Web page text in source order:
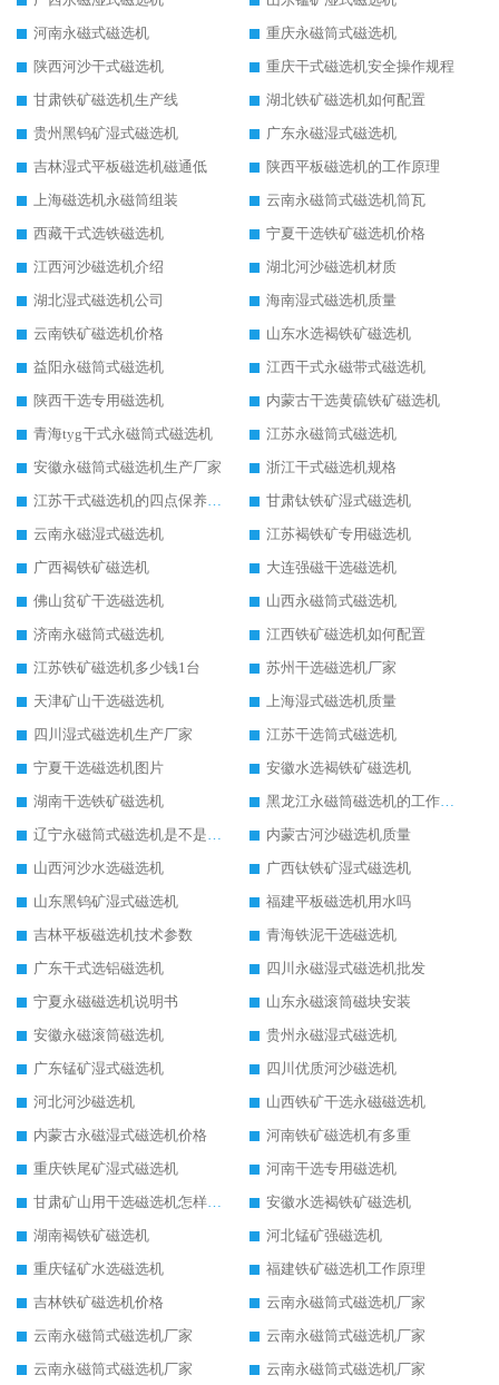
河南永磁式磁选机
重庆永磁筒式磁选机
陕西河沙干式磁选机
重庆干式磁选机安全操作规程
甘肃铁矿磁选机生产线
湖北铁矿磁选机如何配置
贵州黑钨矿湿式磁选机
广东永磁湿式磁选机
吉林湿式平板磁选机磁通低
陕西平板磁选机的工作原理
上海磁选机永磁筒组装
云南永磁筒式磁选机筒瓦
西藏干式选铁磁选机
宁夏干选铁矿磁选机价格
江西河沙磁选机介绍
湖北河沙磁选机材质
湖北湿式磁选机公司
海南湿式磁选机质量
云南铁矿磁选机价格
山东水选褐铁矿磁选机
益阳永磁筒式磁选机
江西干式永磁带式磁选机
陕西干选专用磁选机
内蒙古干选黄硫铁矿磁选机
青海tyg干式永磁筒式磁选机
江苏永磁筒式磁选机
安徽永磁筒式磁选机生产厂家
浙江干式磁选机规格
江苏干式磁选机的四点保养秘籍
甘肃钛铁矿湿式磁选机
云南永磁湿式磁选机
江苏褐铁矿专用磁选机
广西褐铁矿磁选机
大连强磁干选磁选机
佛山贫矿干选磁选机
山西永磁筒式磁选机
济南永磁筒式磁选机
江西铁矿磁选机如何配置
江苏铁矿磁选机多少钱1台
苏州干选磁选机厂家
天津矿山干选磁选机
上海湿式磁选机质量
四川湿式磁选机生产厂家
江苏干选筒式磁选机
宁夏干选磁选机图片
安徽水选褐铁矿磁选机
湖南干选铁矿磁选机
黑龙江永磁筒磁选机的工作原理
辽宁永磁筒式磁选机是不是强磁
内蒙古河沙磁选机质量
山西河沙水选磁选机
广西钛铁矿湿式磁选机
山东黑钨矿湿式磁选机
福建平板磁选机用水吗
吉林平板磁选机技术参数
青海铁泥干选磁选机
广东干式选铝磁选机
四川永磁湿式磁选机批发
宁夏永磁磁选机说明书
山东永磁滚筒磁块安装
安徽永磁滚筒磁选机
贵州永磁湿式磁选机
广东锰矿湿式磁选机
四川优质河沙磁选机
河北河沙磁选机
山西铁矿干选永磁磁选机
内蒙古永磁湿式磁选机价格
河南铁矿磁选机有多重
重庆铁尾矿湿式磁选机
河南干选专用磁选机
甘肃矿山用干选磁选机怎样调磁
安徽水选褐铁矿磁选机
湖南褐铁矿磁选机
河北锰矿强磁选机
重庆锰矿水选磁选机
福建铁矿磁选机工作原理
吉林铁矿磁选机价格
云南永磁筒式磁选机厂家
云南永磁筒式磁选机厂家
云南永磁筒式磁选机厂家
云南永磁筒式磁选机厂家
云南永磁筒式磁选机厂家